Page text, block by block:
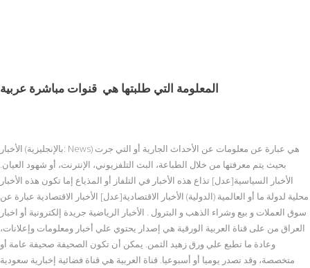
المعلومة التي طلبتها هي قنوات مباشرة عربية
الأخبار (بالإنجليزية: News) هي عبارة عن معلومات عن الأحداث الجارية أو التي جرت
بحيث يتم معرفتها من خلال الطباعة، البث التلفزيوني، الإنترنت، أو شهود العيان.
الأخبار السياسية[عدل] تذاع هذه الأخبار في التلفاز أو المذياع إما تكون هذه الأخبار
محلية لدولة ما أو العالمية (الدولية) الأخبار الاقتصادية[عدل] الأخبار الاقتصادية عبارة عن
سوق العملات و بيع وشراء الذهب و البترول . الأخبار الرياضية جريدة إلكترونية أو اخبار
العراق من على قناة العربية الورقية هي إصدار يحتوي علي أخبار ومعلومات وإعلانات،
وعادة ما تطبع علي ورق زهيد الثمن. يمكن أن تكون الصحيفة صحيفة عامة أو
متخصصة، وقد تصدر يوميا أو أسبوعيا. قناة العربية هي قناة فضائية إخبارية سعودية